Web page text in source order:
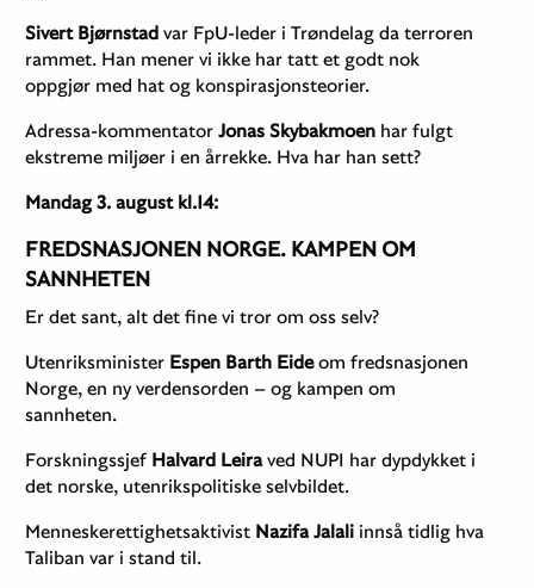
Sivert Bjørnstad var FpU-leder i Trøndelag da terroren
rammet. Han mener vi ikke har tatt et godt nok
oppgjør med hat og konspirasjonsteorier.
Adressa-kommentatorJonas Skybakmoen har fulgt
ekstreme miljøer i en årrekke. Hva har han sett?
Mandag 3. august kl.14:
FREDSNASJONEN NORGE. KAMPEN OM
SANNHETEN
Er det sant, alt det fine vi tror om oss selv?
Utenriksminister Espen Barth Eideom fredsnasjonen
Norge, en ny verdensorden – og kampen om
sannheten.
Forskningssjef Halvard Leiraved NUPI har dypdykket i
det norske, utenrikspolitiske selvbildet.
Menneskerettighetsaktivist Nazifa Jalali innså tidlig hva
Taliban var i stand til.